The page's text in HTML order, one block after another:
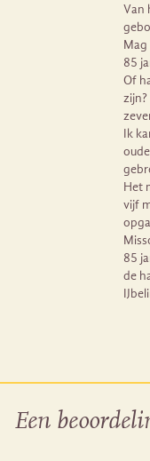
Van
Mag
85
Of
Ik
Het
vijf
85
de
Een